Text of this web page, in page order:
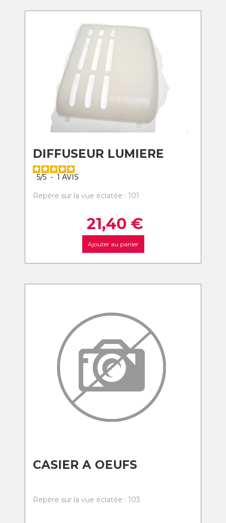
DIFFUSEUR LUMIERE
5/5 - 1 AVIS
Repère sur la vue éclatée : 101
21,40 €
Ajouter au panier
CASIER A OEUFS
Repère sur la vue éclatée : 103